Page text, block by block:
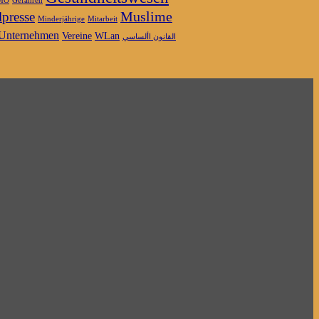
Minderjährige Mitarbeit Muslime
Vereine WLan القانون األساسي